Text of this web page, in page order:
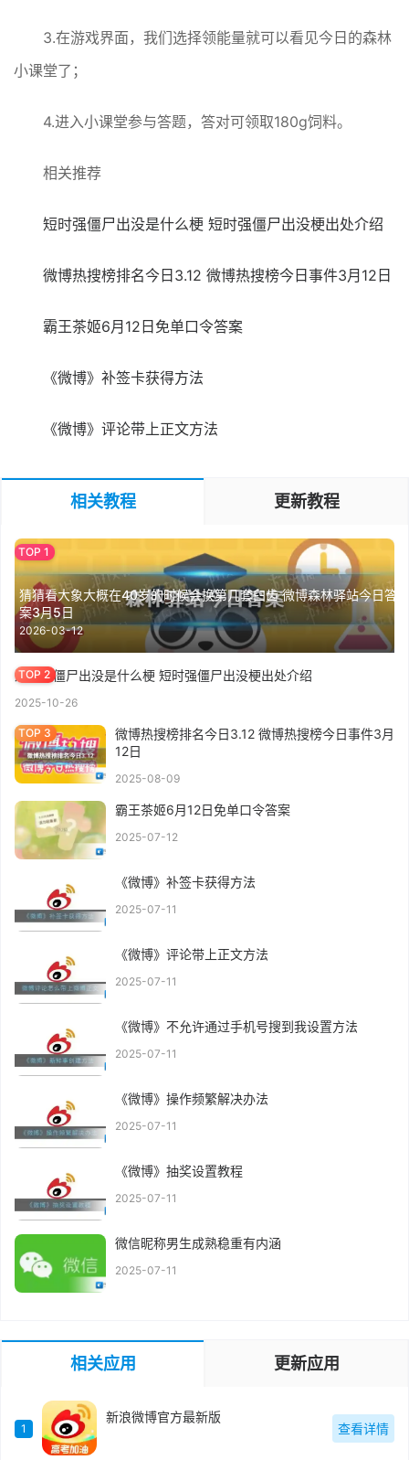
3.在游戏界面，我们选择领能量就可以看见今日的森林
小课堂了；
4.进入小课堂参与答题，答对可领取180g饲料。
相关推荐
短时强僵尸出没是什么梗 短时强僵尸出没梗出处介绍
微博热搜榜排名今日3.12 微博热搜榜今日事件3月12日
霸王茶姬6月12日免单口令答案
《微博》补签卡获得方法
《微博》评论带上正文方法
相关教程 更新教程
猜猜看大象大概在40岁的时候会换第几套臼齿 微博森林驿站今日答
案3月5日
2026-03-12
短时强僵尸出没是什么梗 短时强僵尸出没梗出处介绍
2025-10-26
微博热搜榜排名今日3.12 微博热搜榜今日事件3月
12日
2025-08-09
霸王茶姬6月12日免单口令答案
2025-07-12
《微博》补签卡获得方法
2025-07-11
《微博》评论带上正文方法
2025-07-11
《微博》不允许通过手机号搜到我设置方法
2025-07-11
《微博》操作频繁解决办法
2025-07-11
《微博》抽奖设置教程
2025-07-11
微信昵称男生成熟稳重有内涵
2025-07-11
相关应用 更新应用
1
新浪微博官方最新版
查看详情